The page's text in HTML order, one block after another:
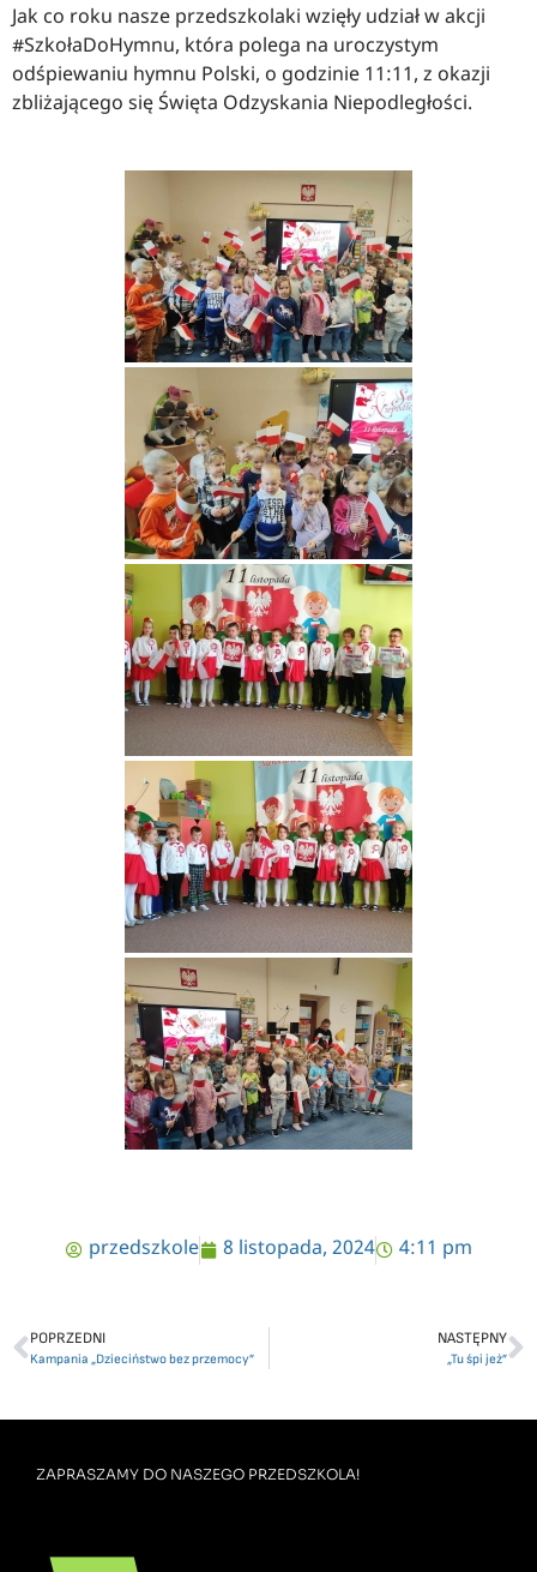
Jak co roku nasze przedszkolaki wzięły udział w akcji
#SzkołaDoHymnu, która polega na uroczystym
odśpiewaniu hymnu Polski, o godzinie 11:11, z okazji
zbliżającego się Święta Odzyskania Niepodległości.
przedszkole 8 listopada, 2024 4:11 pm
POPRZEDNI
Kampania „Dzieciństwo bez przemocy”
NASTĘPNY
„Tu śpi jeż”
ZAPRASZAMY DO NASZEGO PRZEDSZKOLA!